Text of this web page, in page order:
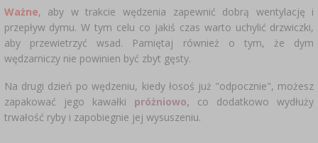
AROMATYZACJA ›
LITERATURA
BADANIA WINA
Ważne, aby w trakcie wędzenia zapewnić dobrą wentylację i
przepływ dymu. W tym celu co jakiś czas warto uchylić drzwiczki,
aby przewietrzyć wsad. Pamiętaj również o tym, że dym
wędzarniczy nie powinien być zbyt gęsty.
Na drugi dzień po wędzeniu, kiedy łosoś już "odpocznie", możesz
zapakować jego kawałki próżniowo, co dodatkowo wydłuży
trwałość ryby i zapobiegnie jej wysuszeniu.